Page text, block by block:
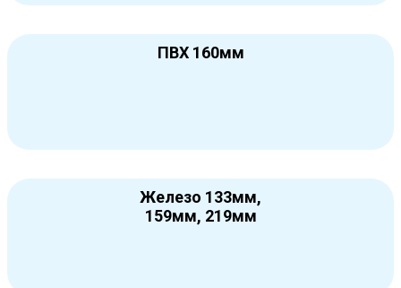
ПВХ 160мм
Железо 133мм,
159мм, 219мм